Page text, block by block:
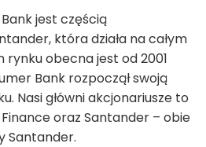
jest częścią
która działa na całym
rynku obecna jest od 2001
Bank rozpoczął swoją
Nasi główni akcjonariusze to
oraz Santander – obie
Santander.